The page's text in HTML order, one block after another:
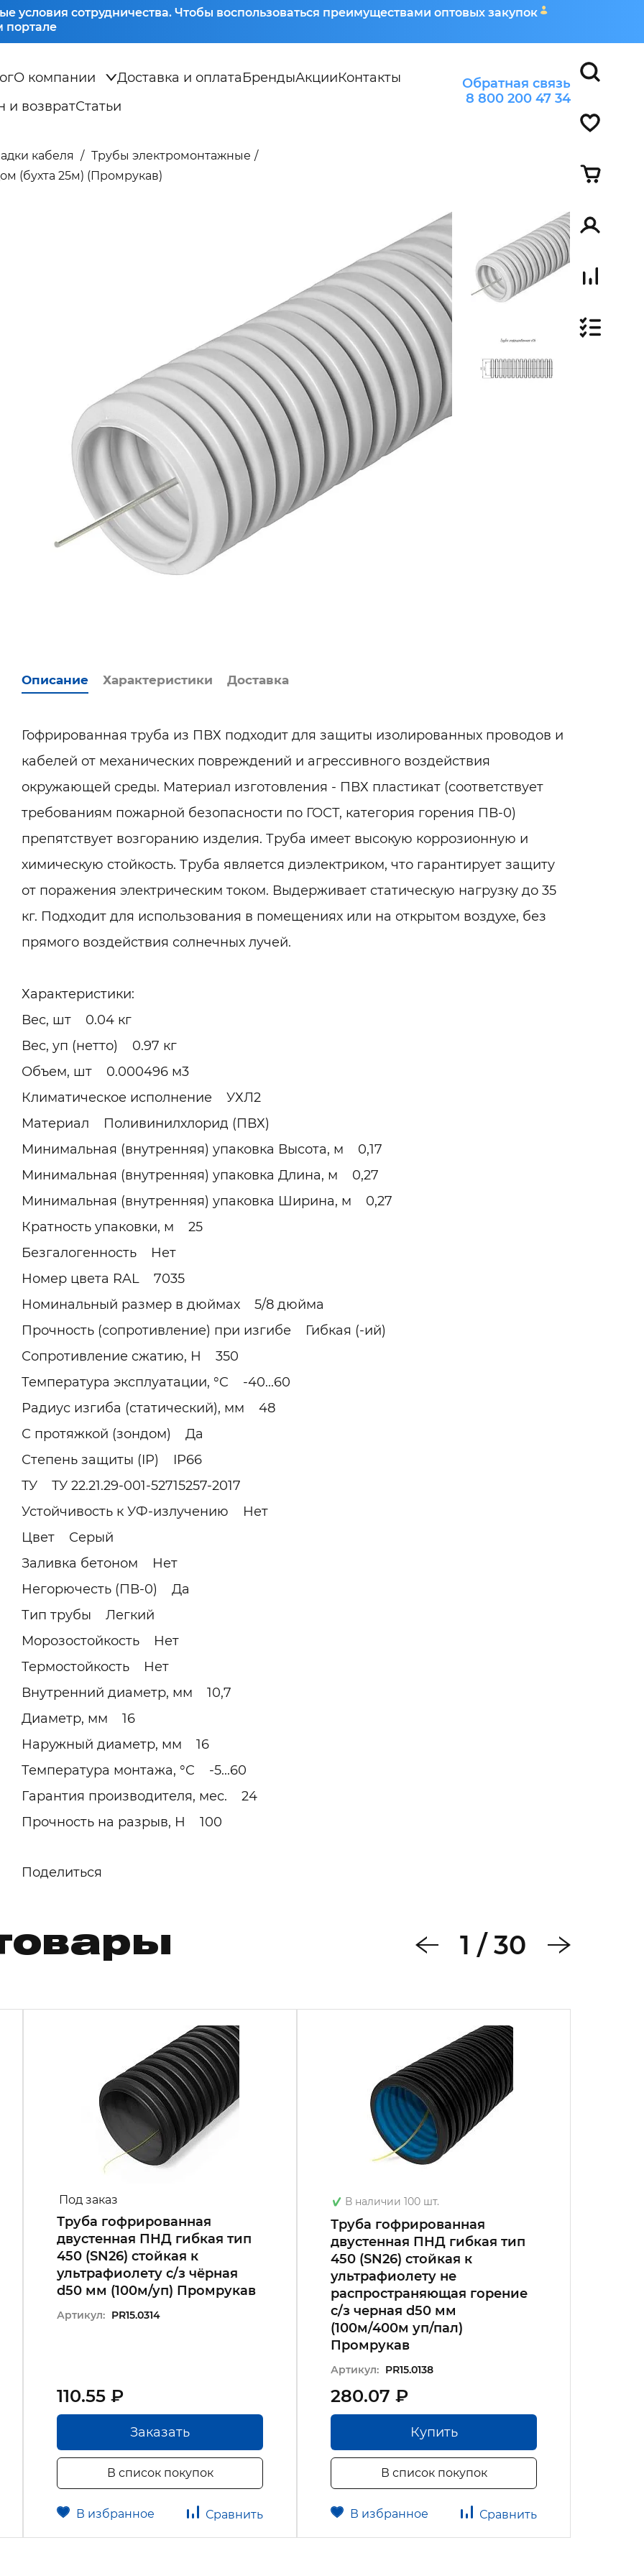
условия сотрудничества. Чтобы воспользоваться преимуществами оптовых закупок
портале
О компании Доставка и оплатаБрендыАкцииКонтакты
и возвратСтатьи
Обратная связь
8 800 200 47 34
кабеля
Трубы электромонтажные
(бухта 25м) (Промрукав)
Описание Характеристики Доставка
Гофрированная труба из ПВХ подходит для защиты изолированных проводов и
кабелей от механических повреждений и агрессивного воздействия
окружающей среды. Материал изготовления - ПВХ пластикат (соответствует
требованиям пожарной безопасности по ГОСТ, категория горения ПВ-0)
препятствует возгоранию изделия. Труба имеет высокую коррозионную и
химическую стойкость. Труба является диэлектриком, что гарантирует защиту
от поражения электрическим током. Выдерживает статическую нагрузку до 35
кг. Подходит для использования в помещениях или на открытом воздухе, без
прямого воздействия солнечных лучей.
Характеристики:
Вес, шт 0.04 кг
Вес, уп (нетто) 0.97 кг
Объем, шт 0.000496 м3
Климатическое исполнение УХЛ2
Материал Поливинилхлорид (ПВХ)
Минимальная (внутренняя) упаковка Высота, м 0,17
Минимальная (внутренняя) упаковка Длина, м 0,27
Минимальная (внутренняя) упаковка Ширина, м 0,27
Кратность упаковки, м 25
Безгалогенность Нет
Номер цвета RAL 7035
Номинальный размер в дюймах 5/8 дюйма
Прочность (сопротивление) при изгибе Гибкая (-ий)
Сопротивление сжатию, Н 350
Температура эксплуатации, °C -40...60
Радиус изгиба (статический), мм 48
С протяжкой (зондом) Да
Степень защиты (IP) IP66
ТУ ТУ 22.21.29-001-52715257-2017
Устойчивость к УФ-излучению Нет
Цвет Серый
Заливка бетоном Нет
Негорючесть (ПВ-0) Да
Тип трубы Легкий
Морозостойкость Нет
Термостойкость Нет
Внутренний диаметр, мм 10,7
Диаметр, мм 16
Наружный диаметр, мм 16
Температура монтажа, °C -5...60
Гарантия производителя, мес. 24
Прочность на разрыв, Н 100
Поделиться
1 / 30
Под заказ
Труба гофрированная
двустенная ПНД гибкая тип
450 (SN26) стойкая к
ультрафиолету с/з чёрная
d50 мм (100м/уп) Промрукав
Артикул: PR15.0314
110.55 ₽
Заказать
В список покупок
В избранное Сравнить
В наличии 100 шт.
Труба гофрированная
двустенная ПНД гибкая тип
450 (SN26) стойкая к
ультрафиолету не
распространяющая горение
с/з черная d50 мм
(100м/400м уп/пал)
Промрукав
Артикул: PR15.0138
280.07 ₽
Купить
В список покупок
В избранное Сравнить